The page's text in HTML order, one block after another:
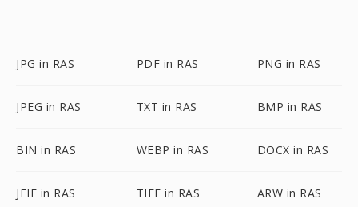
JPG in RAS PDF in RAS PNG in RAS
JPEG in RAS TXT in RAS BMP in RAS
BIN in RAS WEBP in RAS DOCX in RAS
JFIF in RAS TIFF in RAS ARW in RAS